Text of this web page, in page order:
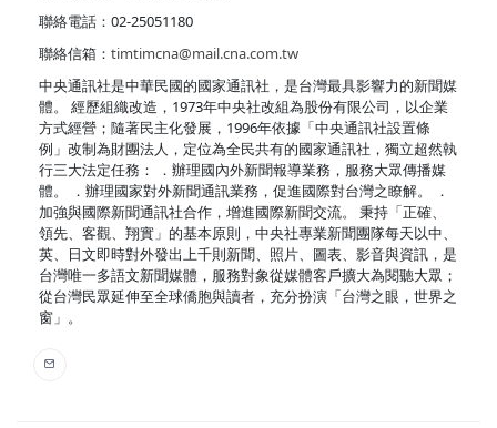
聯絡電話：02-25051180
聯絡信箱： timtimcna@mail.cna.com.tw
中央通訊社是中華民國的國家通訊社，是台灣最具影響力的新聞媒
體。 經歷組織改造，1973年中央社改組為股份有限公司，以企業
方式經營；隨著民主化發展，1996年依據「中央通訊社設置條
例」改制為財團法人，定位為全民共有的國家通訊社，獨立超然執
行三大法定任務： ．辦理國內外新聞報導業務，服務大眾傳播媒
體。 ．辦理國家對外新聞通訊業務，促進國際對台灣之瞭解。 ．
加強與國際新聞通訊社合作，增進國際新聞交流。 秉持「正確、
領先、客觀、翔實」的基本原則，中央社專業新聞團隊每天以中、
英、日文即時對外發出上千則新聞、照片、圖表、影音與資訊，是
台灣唯一多語文新聞媒體，服務對象從媒體客戶擴大為閱聽大眾；
從台灣民眾延伸至全球僑胞與讀者，充分扮演「台灣之眼，世界之
窗」。